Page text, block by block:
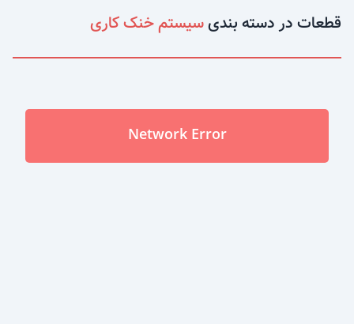
قطعات در دسته بندیسیستم خنک کاری
Network Error